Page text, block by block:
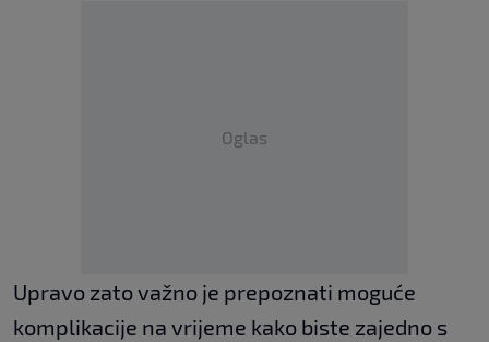
Oglas
Upravo zato važno je prepoznati moguće
komplikacije na vrijeme kako biste zajedno s